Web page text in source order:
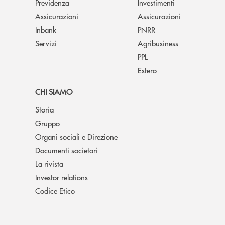
Previdenza
Assicurazioni
Inbank
Servizi
Investimenti
Assicurazioni
PNRR
Agribusiness
PPL
Estero
CHI SIAMO
Storia
Gruppo
Organi sociali e Direzione
Documenti societari
La rivista
Investor relations
Codice Etico